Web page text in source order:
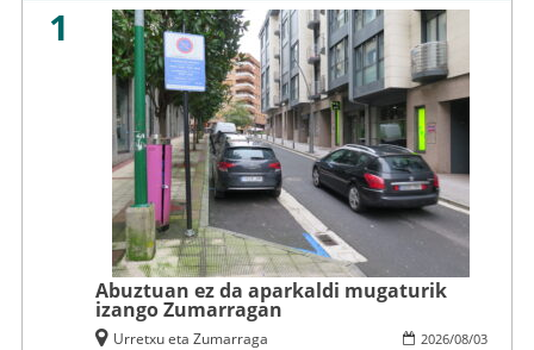
1
Abuztuan ez da aparkaldi mugaturik
izango Zumarragan
2026/08/03
Urretxu eta Zumarraga